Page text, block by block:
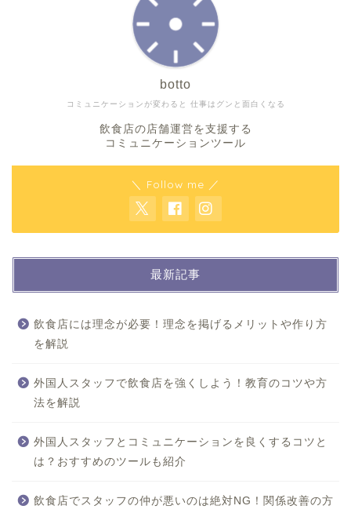
コミュニケーションが変わると 仕事はグンと面白くなる
botto
飲食店の店舗運営を支援する
コミュニケーションツール
＼ Follow me ／
最新記事
飲食店には理念が必要！理念を掲げるメリットや作り方
を解説
外国人スタッフで飲食店を強くしよう！教育のコツや方
法を解説
外国人スタッフとコミュニケーションを良くするコツと
は？おすすめのツールも紹介
飲食店でスタッフの仲が悪いのは絶対NG！関係改善の方